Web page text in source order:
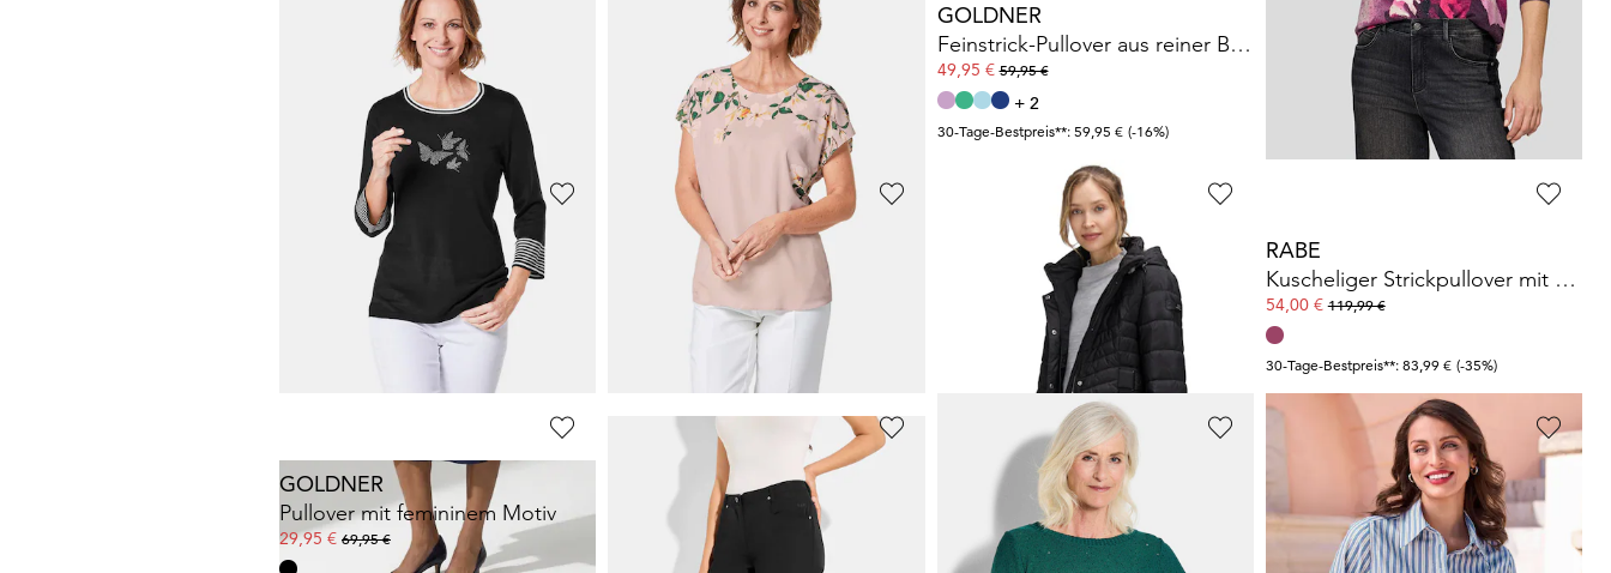
+ 2
30-Tage-Bestpreis**: 49,95 €
Jersey-Shirt mit Paisley-Muster
69,95 €
30-Tage-Bestpreis**: 49,95 € (-20%)
GOLDNER
Feinstrick-Pullover aus reiner Baumwolle
49,95 €59,95 €
+ 2
30-Tage-Bestpreis**: 59,95 € (-16%)
GOLDNER
Geripptes Shirt mit Blockstreifen
69,95 €
30-Tage-Bestpreis**: 39,95 € (-25%)
GOLDNER
69,95 €
GOLDNER
59,95 €
30-Tage-Bestpreis**: 39,95 € (-12%)
BETTY BARCLAY
189,99 €
30-Tage-Bestpreis**: 133,01 €
RABE
Kuscheliger Strickpullover mit Glitzersteinen
54,00 €119,99 €
30-Tage-Bestpreis**: 83,99 € (-35%)
GOLDNER
Pullover mit femininem Motiv
29,95 € 69,95 €
GOLDNER
79,95 €
GOLDNER
Eleganter Pullover mit Pailletten
99,95 €119,95 €
ALBA MODA
Streifenbluse im Oversize-Style
69,95 €